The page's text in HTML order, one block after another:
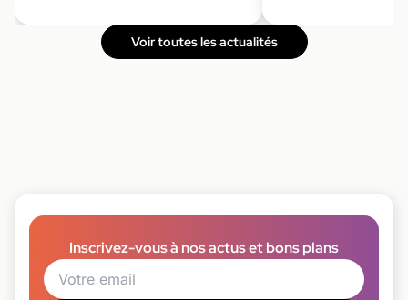
Voir toutes les actualités
Inscrivez-vous à nos actus et bons plans